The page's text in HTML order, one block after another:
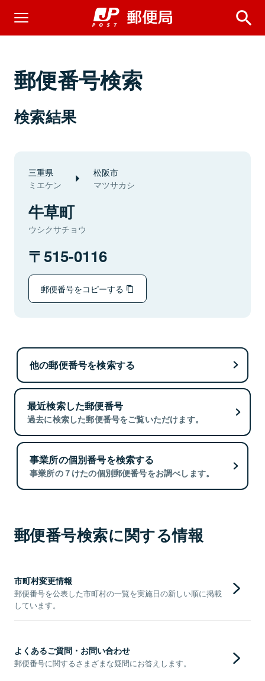
郵便番号検索
検索結果
三重県
ミエケン
松阪市
マツサカシ
牛草町
ウシクサチョウ
515-0116
郵便番号をコピーする
他の郵便番号を検索する
最近検索した郵便番号
過去に検索した郵便番号をご覧いただけます。
事業所の個別番号を検索する
事業所の７けたの個別郵便番号をお調べします。
郵便番号検索に関する情報
市町村変更情報
郵便番号を公表した市町村の一覧を実施日の新しい順に掲載
しています。
よくあるご質問・お問い合わせ
郵便番号に関するさまざまな疑問にお答えします。